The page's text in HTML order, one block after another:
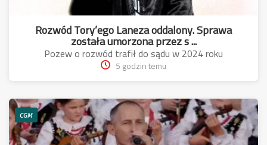
Rozwód Tory’ego Laneza oddalony. Sprawa
została umorzona przez s ...
Pozew o rozwód trafił do sądu w 2024 roku
5 godzin temu
CGM